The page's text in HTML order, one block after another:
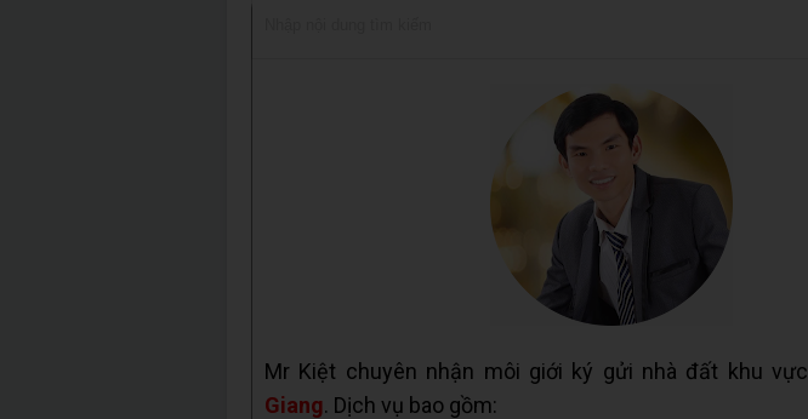
Mr Kiệt chuyên nhận môi giới ký gửi nhà đất khu vực
Giang. Dịch vụ bao gồm: